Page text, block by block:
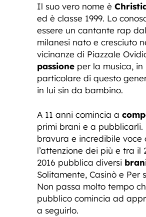
Il suo vero nome è
ed è classe 1999. Lo
essere un cantante rap
milanesi nato e cresciuto
vicinanze di Piazzale
passione per la musica, in
particolare di questo
in lui sin da bambino.
A 11 anni comincia a
primi brani e a pubblicarli.
bravura e incredibile voce
l’attenzione dei più e tra il
2016 pubblica diversi
Solitamente, Casinò e Per
Non passa molto tempo
pubblico comincia ad
a seguirlo.